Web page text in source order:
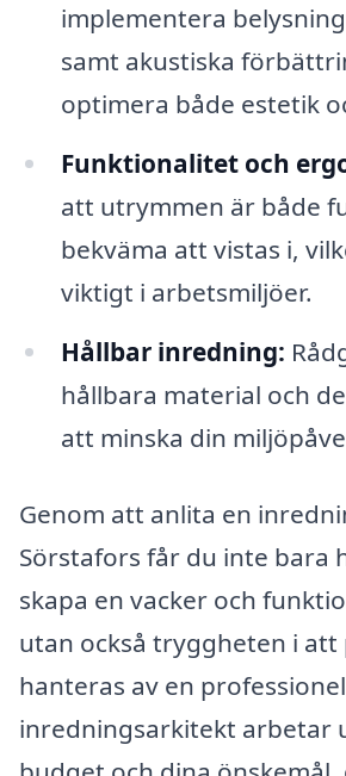
implementera
samt akustiska
optimera både estetik
Funktionalitet och
att utrymmen är både
bekväma att vistas i,
viktigt i arbetsmiljöer.
Hållbar inredning:
hållbara material och
att minska din
Genom att anlita en
Sörstafors får du inte bara
skapa en vacker och
utan också tryggheten i att
hanteras av en
inredningsarkitekt arbetar